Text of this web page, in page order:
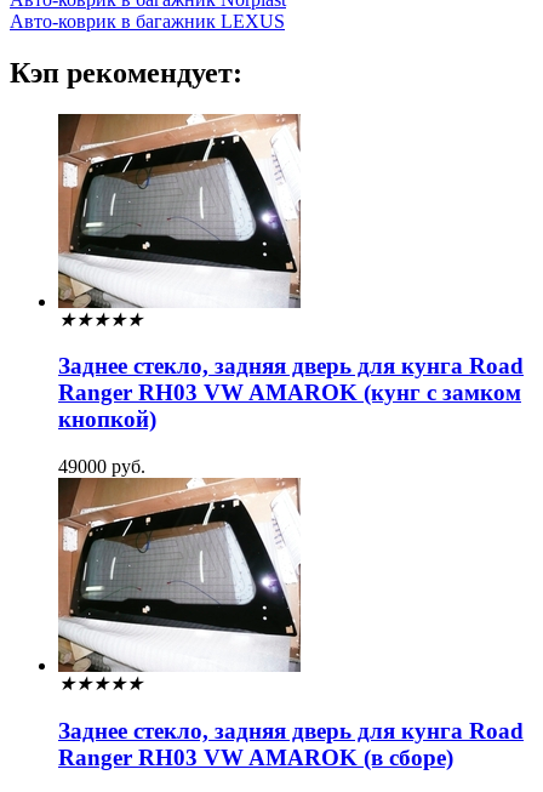
Авто-коврик в багажник LEXUS
Кэп рекомендует:
★★★★★
Заднее стекло, задняя дверь для кунга Road
Ranger RH03 VW AMAROK (кунг с замком
кнопкой)
49000 руб.
★★★★★
Заднее стекло, задняя дверь для кунга Road
Ranger RH03 VW AMAROK (в сборе)